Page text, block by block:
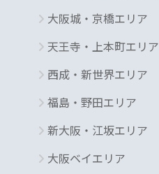
大阪城・京橋エリア
天王寺・上本町エリア
西成・新世界エリア
福島・野田エリア
新大阪・江坂エリア
大阪ベイエリア